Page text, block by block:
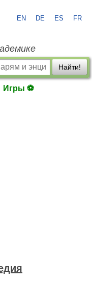
EN DE ES FR
Найти!
Игры ⚽